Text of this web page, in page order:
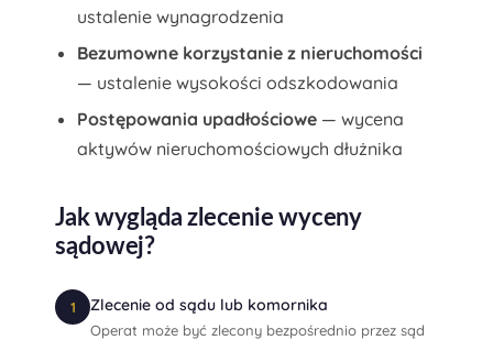
ustalenie wynagrodzenia
Bezumowne korzystanie z nieruchomości
— ustalenie wysokości odszkodowania
Postępowania upadłościowe — wycena
aktywów nieruchomościowych dłużnika
Jak wygląda zlecenie wyceny
sądowej?
1 Zlecenie od sądu lub komornika
Operat może być zlecony bezpośrednio przez sąd